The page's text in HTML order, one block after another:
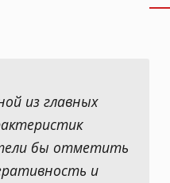
из главных
бы отметить
и